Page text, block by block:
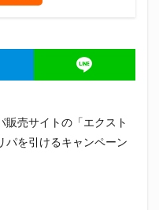
販売サイトの「エクスト
パを引けるキャンペーン